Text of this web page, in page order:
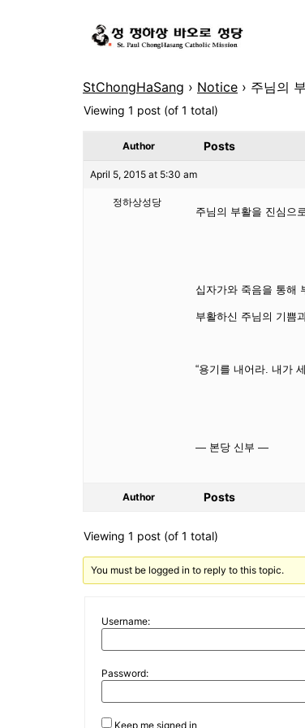
StChongHaSang › Notice › 주님의
Viewing 1 post (of 1 total)
Author Posts
April 5, 2015 at 5:30 am
정하상성당
주님의 부활을 진심으
십자가와 죽음을 통해
부활하신 주님의 기쁨
“용기를 내어라. 내가
— 본당 신부 —
Author Posts
Viewing 1 post (of 1 total)
You must be logged in to reply to this topic.
Username:
Password:
Keep me signed in